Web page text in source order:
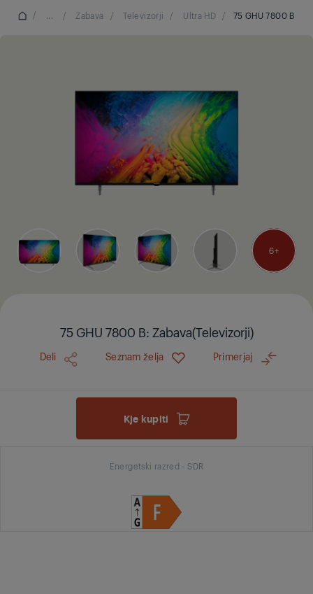
/ ... / Zabava / Televizorji / Ultra HD / 75 GHU 7800 B
6
75 GHU 7800 B: Zabava(Televizorji)
Deli Seznam želja Primerjaj
Kje kupiti
Energetski razred - SDR